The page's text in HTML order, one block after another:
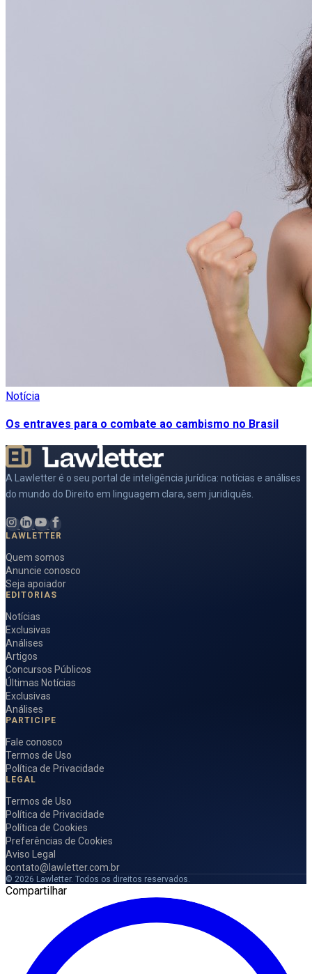
Notícia
Os entraves para o combate ao cambismo no Brasil
A Lawletter é o seu portal de inteligência jurídica: notícias e análises
do mundo do Direito em linguagem clara, sem juridiquês.
LAWLETTER
Quem somos
Anuncie conosco
Seja apoiador
EDITORIAS
Notícias
Exclusivas
Análises
Artigos
Concursos Públicos
Últimas Notícias
Exclusivas
Análises
PARTICIPE
Fale conosco
Termos de Uso
Política de Privacidade
LEGAL
Termos de Uso
Política de Privacidade
Política de Cookies
Preferências de Cookies
Aviso Legal
contato@lawletter.com.br
© 2026 Lawletter. Todos os direitos reservados.
Compartilhar